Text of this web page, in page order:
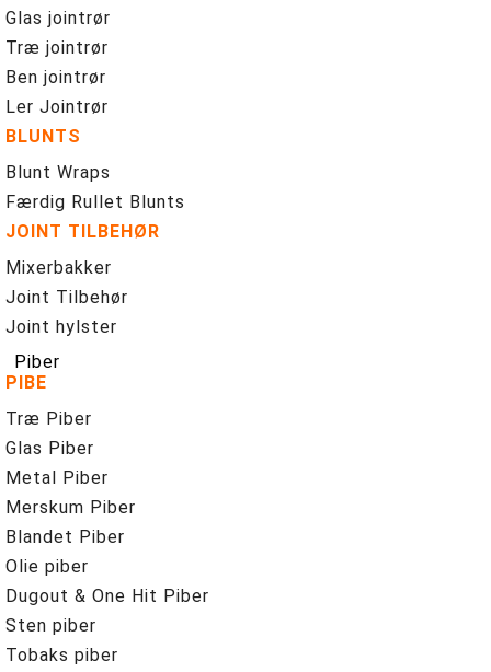
Glas jointrør
Træ jointrør
Ben jointrør
Ler Jointrør
BLUNTS
Blunt Wraps
Færdig Rullet Blunts
JOINT TILBEHØR
Mixerbakker
Joint Tilbehør
Joint hylster
Piber
PIBE
Træ Piber
Glas Piber
Metal Piber
Merskum Piber
Blandet Piber
Olie piber
Dugout & One Hit Piber
Sten piber
Tobaks piber